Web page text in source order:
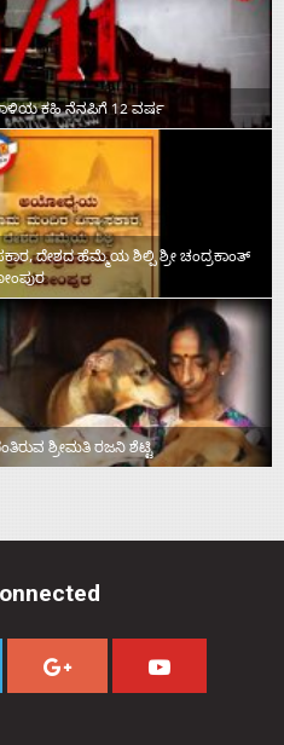
ಕಹಿ ನೆನಪಿಗೆ 12 ವರ್ಷ
ದೇಶದ ಹೆಮ್ಮೆಯ ಶಿಲ್ಪಿ ಶ್ರೀ ಚಂದ್ರಕಾಂತ್‌
ಶ್ರೀಮತಿ ರಜನಿ ಶೆಟ್ಟಿ